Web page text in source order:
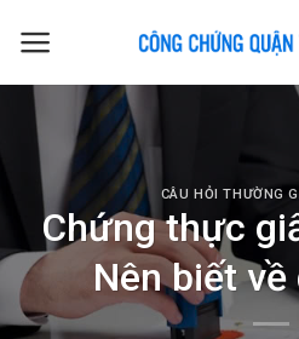
CÂU HỎI THƯỜNG
Chứng thực
Nên biết